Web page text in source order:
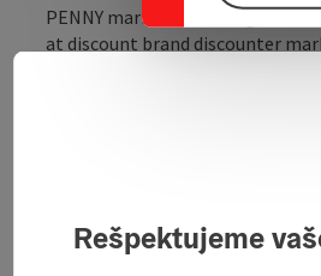
PENNY market Windischgarsten -
at discount brand discounter
PENNY is the
with the services of a PENNY
Markt branch in
personal advice, friendly service
accept special orders. Our
PENNY own brand "Ich bin
Rešpektujeme